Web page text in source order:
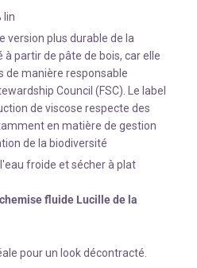
lin
version plus durable de la
partir de pâte de bois, car elle
de manière responsable
Council (FSC). Le label
de viscose respecte des
en matière de gestion
de la biodiversité
froide et sécher à plat
fluide Lucille de la
pour un look décontracté.